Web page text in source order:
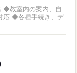
応 ◆各種手続き、デ